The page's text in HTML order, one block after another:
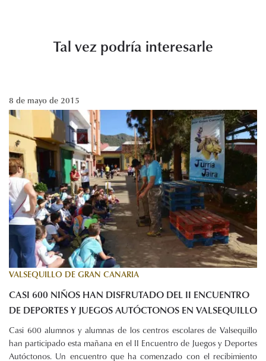
Tal vez podría interesarle
8 de mayo de 2015
VALSEQUILLO DE GRAN CANARIA
CASI 600 NIÑOS HAN DISFRUTADO DEL II ENCUENTRO
DE DEPORTES Y JUEGOS AUTÓCTONOS EN VALSEQUILLO
Casi 600 alumnos y alumnas de los centros escolares de Valsequillo
han participado esta mañana en el II Encuentro de Juegos y Deportes
Autóctonos. Un encuentro que ha comenzado con el recibimiento